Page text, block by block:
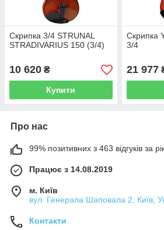
Скрипка 3/4 STRUNAL
STRADIVARIUS 150 (3/4)
10 620 ₴
Купити
Скрипка
3/4
21 977
Про нас
99% позитивних з 463 відгуків за
Працює з 14.08.2019
м. Київ
вул. Генерала Шаповала 2, Київ,
Контакти